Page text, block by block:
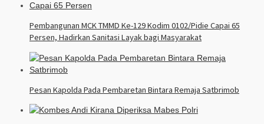
Pembangunan MCK TMMD Ke-129 Kodim 0102/Pidie Capai 65
Persen, Hadirkan Sanitasi Layak bagi Masyarakat
Pesan Kapolda Pada Pembaretan Bintara Remaja Satbrimob